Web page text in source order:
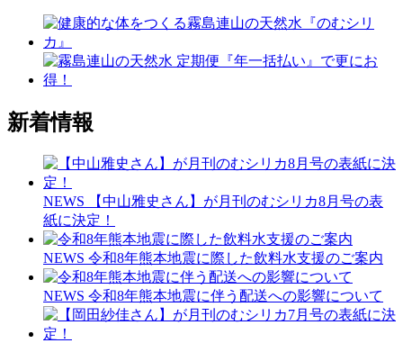
新着情報
NEWS
【中山雅史さん】が月刊のむシリカ8月号の表
紙に決定！
NEWS 令和8年熊本地震に際した飲料水支援のご案内
NEWS 令和8年熊本地震に伴う配送への影響について